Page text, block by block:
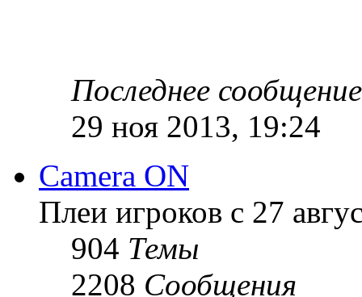
Последнее сообщение
29 ноя 2013, 19:24
Camera ON
Плеи игроков с 27
904 Темы
2208 Сообщения